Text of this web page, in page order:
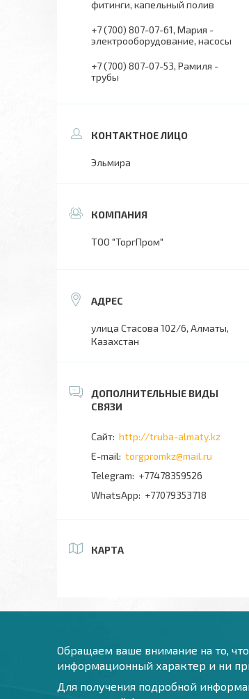
фитинги, капельный полив
+7 (700) 807-07-61 Мария -
электрооборудование, насосы
+7 (700) 807-07-53 Рамиля -
трубы
Эльмира
ТОО "ТоргПром"
улица Стасова 102/6, Алматы,
Казахстан
http://truba-almaty.kz
torgpromkz@mail.ru
+77478359526
+77079353718
КАРТА
Обращаем ваше внимание на то,
информационный характер и ни
Для получения подробной